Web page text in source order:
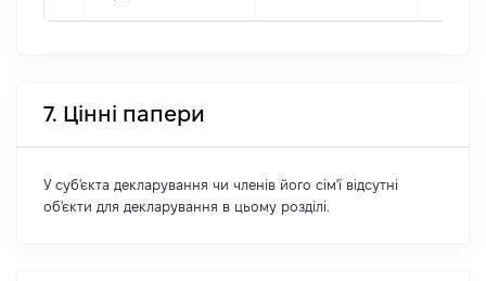
7. Цінні папери
У суб'єкта декларування чи членів його сім'ї відсутні
об'єкти для декларування в цьому розділі.